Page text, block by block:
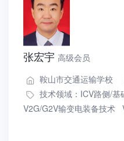
张宏宇 高级会员
鞍山市交通运输学校
技术领域： ICV路侧/基
V2G/G2V输变电装备技术